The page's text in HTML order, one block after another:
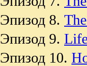
Эпизод 8.
Эпизод 9.
Эпизод 10.